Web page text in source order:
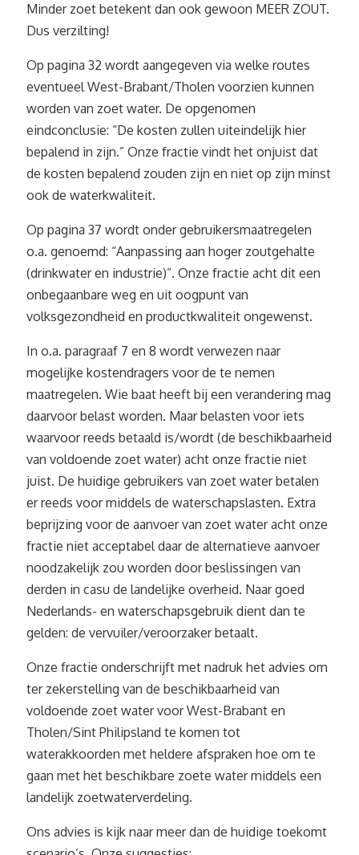
Minder zoet betekent dan ook gewoon MEER ZOUT.
Dus verzilting!
Op pagina 32 wordt aangegeven via welke routes
eventueel West-Brabant/Tholen voorzien kunnen
worden van zoet water. De opgenomen
eindconclusie: “De kosten zullen uiteindelijk hier
bepalend in zijn.” Onze fractie vindt het onjuist dat
de kosten bepalend zouden zijn en niet op zijn minst
ook de waterkwaliteit.
Op pagina 37 wordt onder gebruikersmaatregelen
o.a. genoemd: “Aanpassing aan hoger zoutgehalte
(drinkwater en industrie)”. Onze fractie acht dit een
onbegaanbare weg en uit oogpunt van
volksgezondheid en productkwaliteit ongewenst.
In o.a. paragraaf 7 en 8 wordt verwezen naar
mogelijke kostendragers voor de te nemen
maatregelen. Wie baat heeft bij een verandering mag
daarvoor belast worden. Maar belasten voor iets
waarvoor reeds betaald is/wordt (de beschikbaarheid
van voldoende zoet water) acht onze fractie niet
juist. De huidige gebruikers van zoet water betalen
er reeds voor middels de waterschapslasten. Extra
beprijzing voor de aanvoer van zoet water acht onze
fractie niet acceptabel daar de alternatieve aanvoer
noodzakelijk zou worden door beslissingen van
derden in casu de landelijke overheid. Naar goed
Nederlands- en waterschapsgebruik dient dan te
gelden: de vervuiler/veroorzaker betaalt.
Onze fractie onderschrijft met nadruk het advies om
ter zekerstelling van de beschikbaarheid van
voldoende zoet water voor West-Brabant en
Tholen/Sint Philipsland te komen tot
waterakkoorden met heldere afspraken hoe om te
gaan met het beschikbare zoete water middels een
landelijk zoetwaterverdeling.
Ons advies is kijk naar meer dan de huidige toekomt